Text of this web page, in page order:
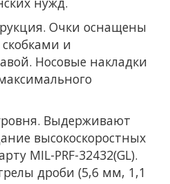
Очки оснащены
и
Носовые накладки
Выдерживают
высокоскоростных
MIL-PRF-32432(GL).
дроби (5,6 мм, 1,1